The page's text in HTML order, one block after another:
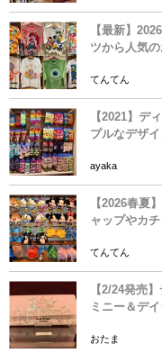
【最新】
ツから人気
てんてん
【2021】デ
プルなデザイ
ayaka
【2026春夏
ャップやカ
てんてん
【2/24発売
ミニー＆デ
おたま